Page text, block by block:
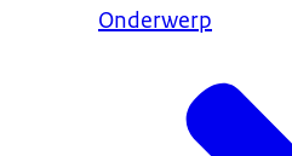
Onderwerp